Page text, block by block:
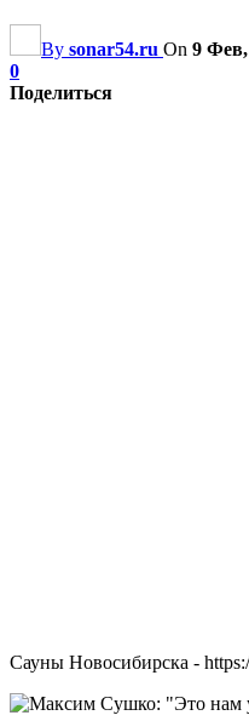
By sonar54.ru On 9 Фев,
0
Поделиться
Сауны Новосибирска -